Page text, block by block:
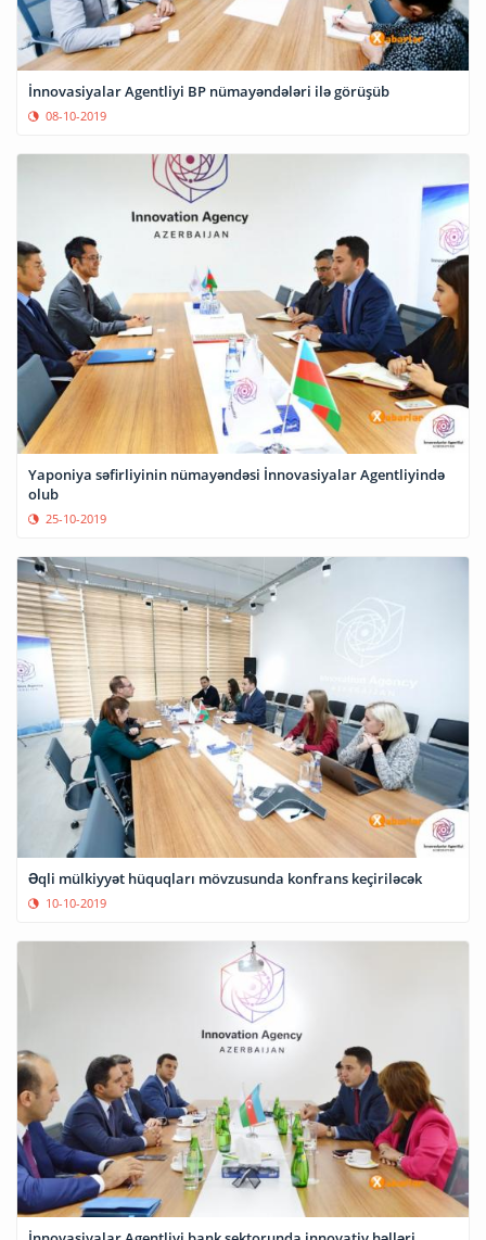
İnnovasiyalar Agentliyi BP nümayəndələri ilə görüşüb
08-10-2019
Yaponiya səfirliyinin nümayəndəsi İnnovasiyalar Agentliyində
olub
25-10-2019
Əqli mülkiyyət hüquqları mövzusunda konfrans keçiriləcək
10-10-2019